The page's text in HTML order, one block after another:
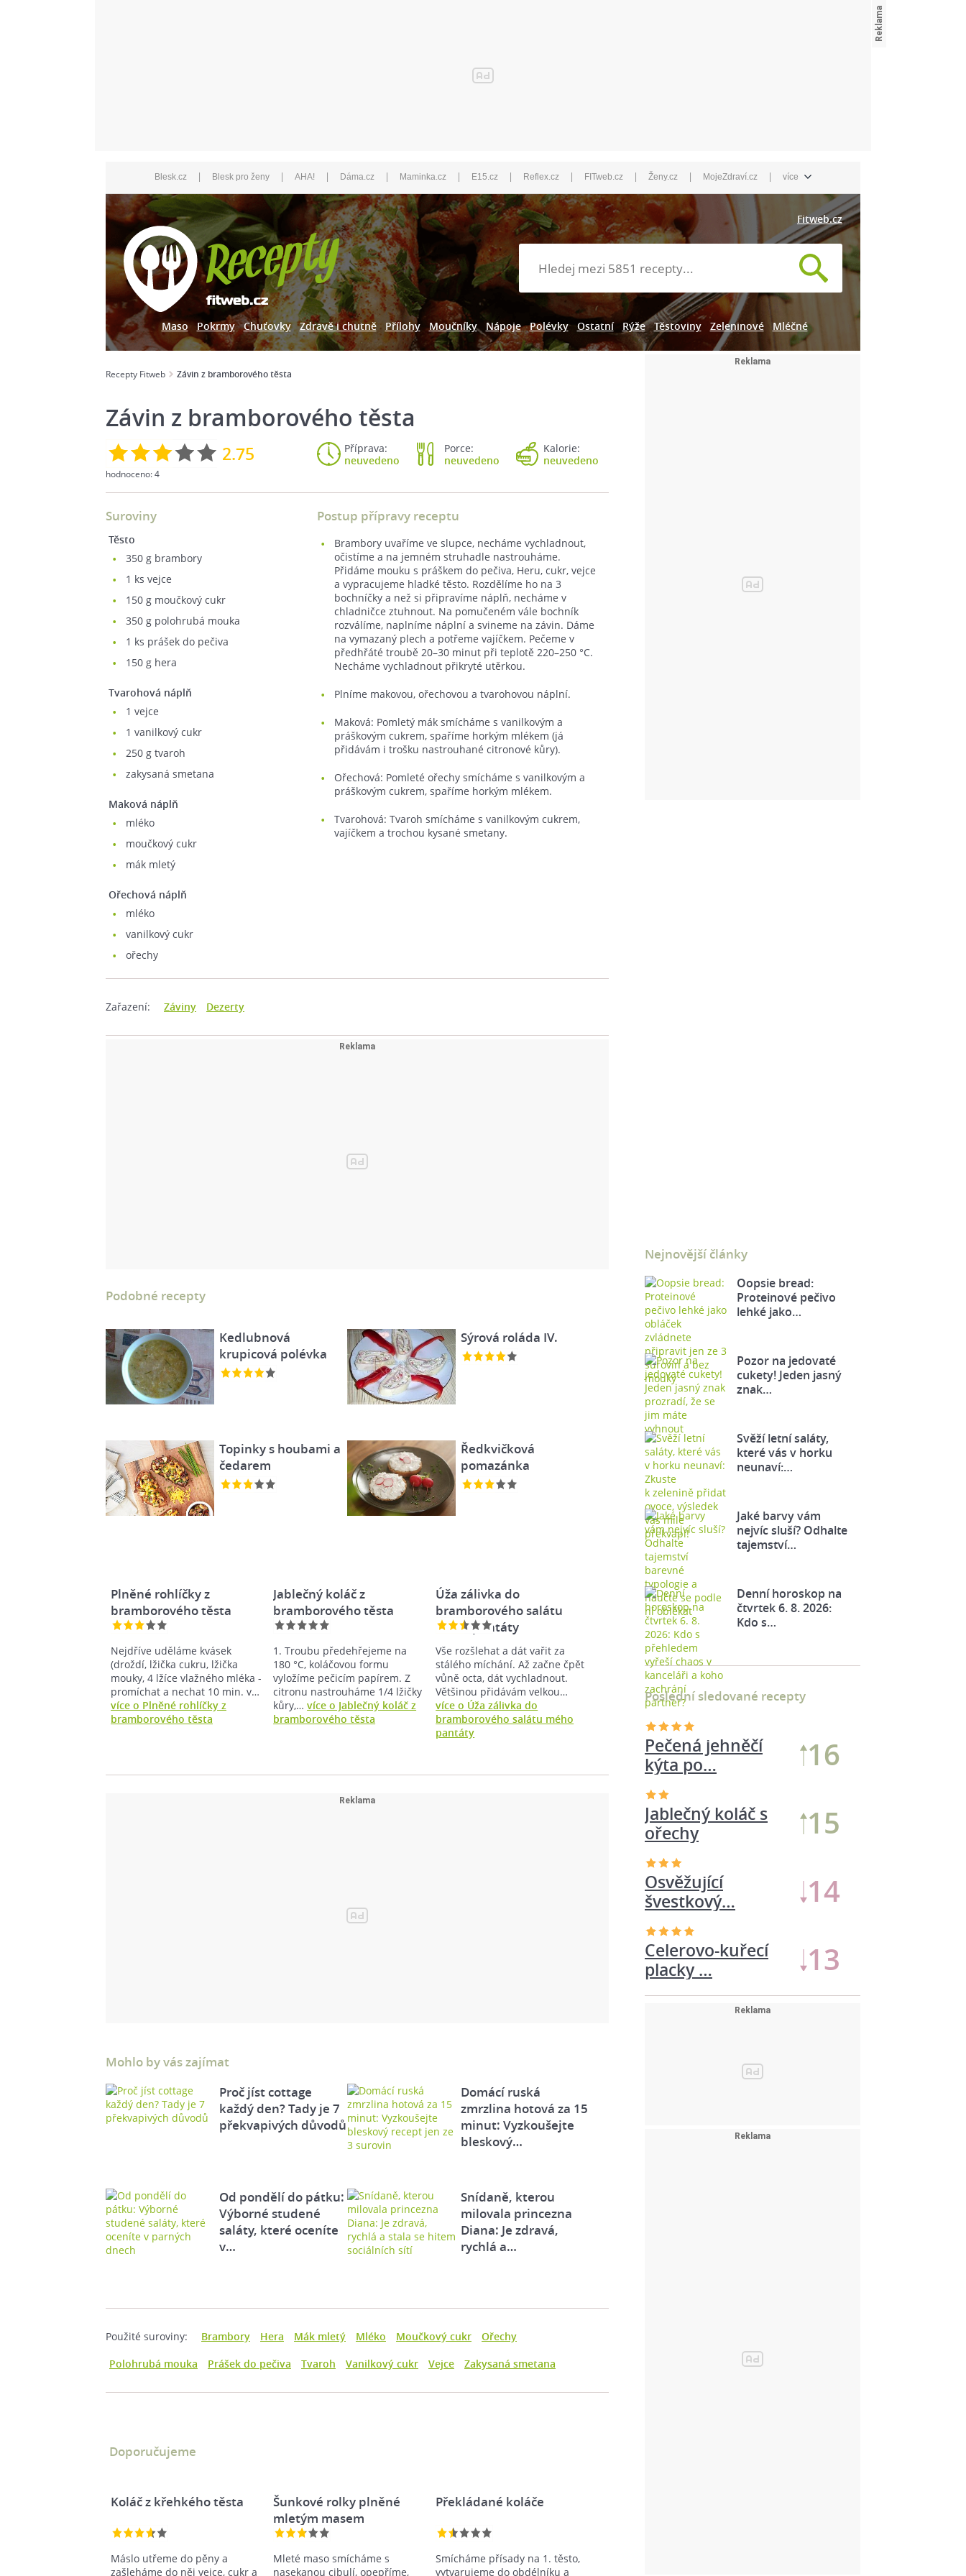
Blesk.cz | Blesk pro ženy | AHA! | Dáma.cz | Maminka.cz | E15.cz | Reflex.cz | FITweb.cz | Ženy.cz | MojeZdraví.cz | více
Fitweb.cz
Maso Pokrmy Chuťovky Zdravě i chutně Přílohy Moučníky Nápoje Polévky Ostatní Rýže Těstoviny Zeleninové Mléčné
Recepty Fitweb Závin z bramborového těsta
Závin z bramborového těsta
2.75
hodnoceno:4
Příprava:
neuvedeno
Porce:
neuvedeno
Kalorie:
neuvedeno
Suroviny
Těsto
350 g brambory
1 ks vejce
150 g moučkový cukr
350 g polohrubá mouka
1 ks prášek do pečiva
150 g hera
Tvarohová náplň
1 vejce
1 vanilkový cukr
250 g tvaroh
zakysaná smetana
Maková náplň
mléko
moučkový cukr
mák mletý
Ořechová náplň
mléko
vanilkový cukr
ořechy
Postup přípravy receptu
Brambory uvaříme ve slupce, necháme vychladnout,
očistíme a na jemném struhadle nastrouháme.
Přidáme mouku s práškem do pečiva, Heru, cukr, vejce
a vypracujeme hladké těsto. Rozdělíme ho na 3
bochníčky a než si připravíme náplň, necháme v
chladničce ztuhnout. Na pomučeném vále bochník
rozválíme, naplníme náplní a svineme na závin. Dáme
na vymazaný plech a potřeme vajíčkem. Pečeme v
předhřáté troubě 20–⁠30 minut při teplotě 220–250 °C.
Necháme vychladnout přikryté utěrkou.
Plníme makovou, ořechovou a tvarohovou náplní.
Maková: Pomletý mák smícháme s vanilkovým a
práškovým cukrem, spaříme horkým mlékem (já
přidávám i trošku nastrouhané citronové kůry).
Ořechová: Pomleté ořechy smícháme s vanilkovým a
práškovým cukrem, spaříme horkým mlékem.
Tvarohová: Tvaroh smícháme s vanilkovým cukrem,
vajíčkem a trochou kysané smetany.
Zařazení: Záviny Dezerty
Podobné recepty
Kedlubnová
krupicová polévka
Sýrová roláda IV.
Topinky s houbami a
čedarem
Ředkvičková
pomazánka
Plněné rohlíčky z
bramborového těsta
Nejdříve uděláme kvásek
(droždí, lžička cukru, lžička
mouky, 4 lžíce vlažného mléka -
promíchat a nechat 10 min. v…
více o Plněné rohlíčky z
bramborového těsta
Jablečný koláč z
bramborového těsta
1. Troubu předehřejeme na
180 °C, koláčovou formu
vyložíme pečicím papírem. Z
citronu nastrouháme 1/4 lžičky
kůry,…více o Jablečný koláč z
bramborového těsta
Úža zálivka do
bramborového salátu
mého pantáty
Vše rozšlehat a dát vařit za
stálého míchání. Až začne čpět
vůně octa, dát vychladnout.
Většinou přidávám velkou…
více o Úža zálivka do
bramborového salátu mého
pantáty
Mohlo by vás zajímat
Proč jíst cottage
každý den? Tady je 7
překvapivých důvodů
Domácí ruská
zmrzlina hotová za 15
minut: Vyzkoušejte
bleskový…
Od pondělí do pátku:
Výborné studené
saláty, které oceníte
v…
Snídaně, kterou
milovala princezna
Diana: Je zdravá,
rychlá a…
Použité suroviny: Brambory Hera Mák mletý Mléko Moučkový cukr
Ořechy
Polohrubá mouka
Prášek do pečiva Tvaroh Vanilkový cukr Vejce Zakysaná smetana
Doporučujeme
Koláč z křehkého těsta
Máslo utřeme do pěny a
zašleháme do něj vejce, cukr a
Šunkové rolky plněné
mletým masem
Mleté maso smícháme s
nasekanou cibulí, opepříme,
Překládané koláče
Smícháme přísady na 1. těsto,
vytvarujeme do obdélníku a
Nejnovější články
Oopsie bread:
Proteinové pečivo
lehké jako…
Pozor na jedovaté
cukety! Jeden jasný
znak…
Svěží letní saláty,
které vás v horku
neunaví:…
Jaké barvy vám
nejvíc sluší? Odhalte
tajemství…
Denní horoskop na
čtvrtek 6. 8. 2026:
Kdo s…
Poslední sledované recepty
Osvěžující
švestkový…
14
Jablečný koláč s
ořechy
15
Celerovo-kuřecí
placky …
12
Pečená jehněčí
kýta po…
14